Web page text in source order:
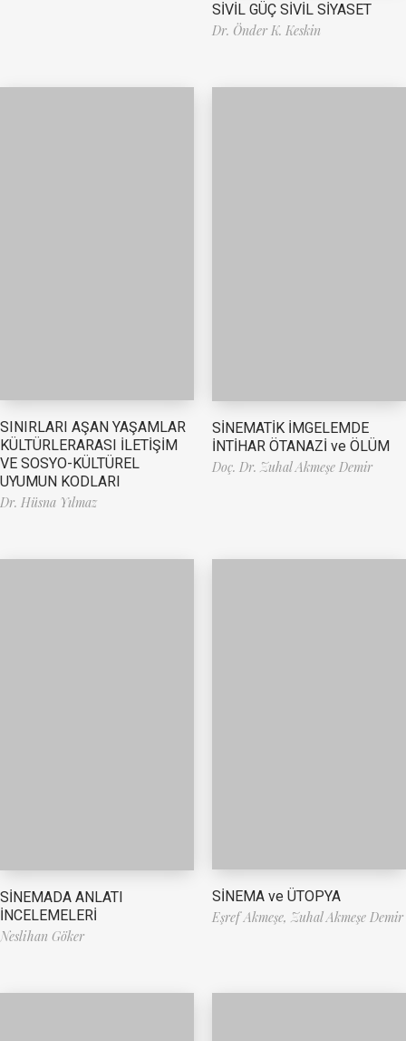
SİVİL GÜÇ SİVİL SİYASET
Dr. Önder K. Keskin
SINIRLARI AŞAN YAŞAMLAR
KÜLTÜRLERARASI İLETİŞİM
VE SOSYO-KÜLTÜREL
UYUMUN KODLARI
Dr. Hüsna Yılmaz
SİNEMATİK İMGELEMDE
İNTİHAR ÖTANAZİ ve ÖLÜM
Doç. Dr. Zuhal Akmeşe Demir
SİNEMADA ANLATI
İNCELEMELERİ
Neslihan Göker
SİNEMA ve ÜTOPYA
Eşref Akmeşe, Zuhal Akmeşe Demir